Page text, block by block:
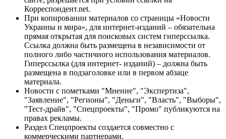
Корреспондент.net.
При копировании материалов со страницы «Новости
Украины и мира», для интернет-изданий – обязательна
прямая открытая для поисковых систем гиперссылка.
Ссылка должна быть размещена в независимости от
полного либо частичного использования материалов.
Гиперссылка (для интернет- изданий) – должна быть
размещена в подзаголовке или в первом абзаце
материала.
Новости с пометками "Мнение", "Экспертиза",
"Заявление", "Регионы", "Деньги", "Власть", "Выборы",
"Тест-драйв", "Спецпроекты", "Промо" публикуются на
правах рекламы.
Раздел Спецпроекты создается совместно с
коммерческими партнерами.